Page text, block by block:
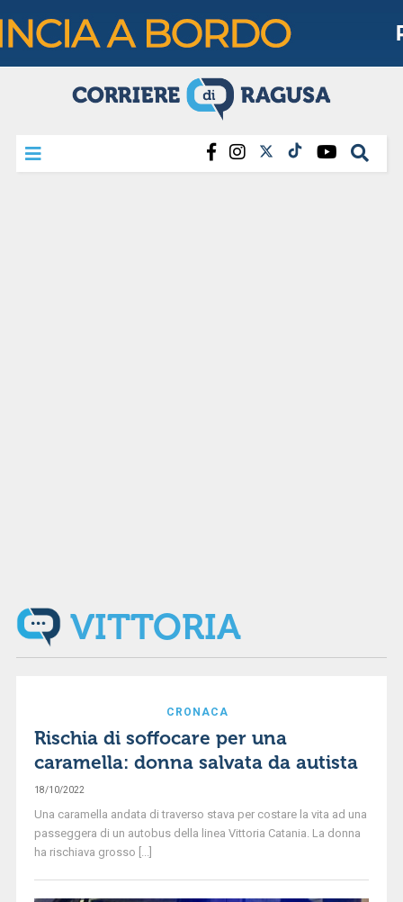
VITTORIA
CRONACA
Rischia di soffocare per una
caramella: donna salvata da autista
18/10/2022
Una caramella andata di traverso stava per costare la vita ad una
passeggera di un autobus della linea Vittoria Catania. La donna
ha rischiava grosso [...]